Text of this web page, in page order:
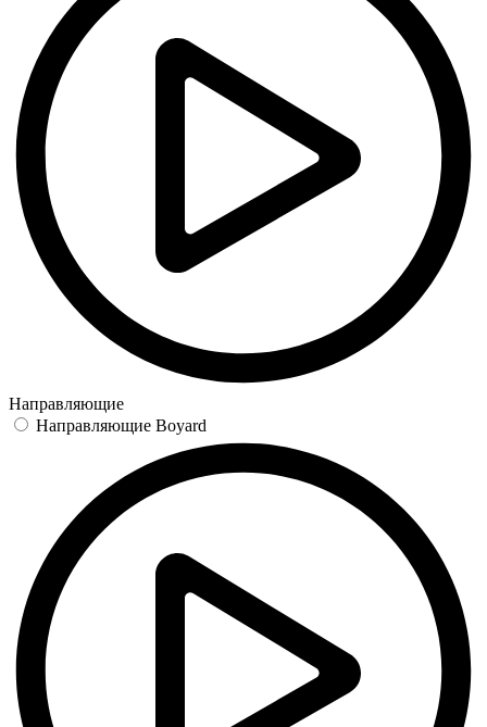
Направляющие
Направляющие Boyard